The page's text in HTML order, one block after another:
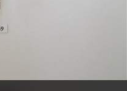
3.0 台灣及其後版本(CC BY-NC 3.0 TW +)